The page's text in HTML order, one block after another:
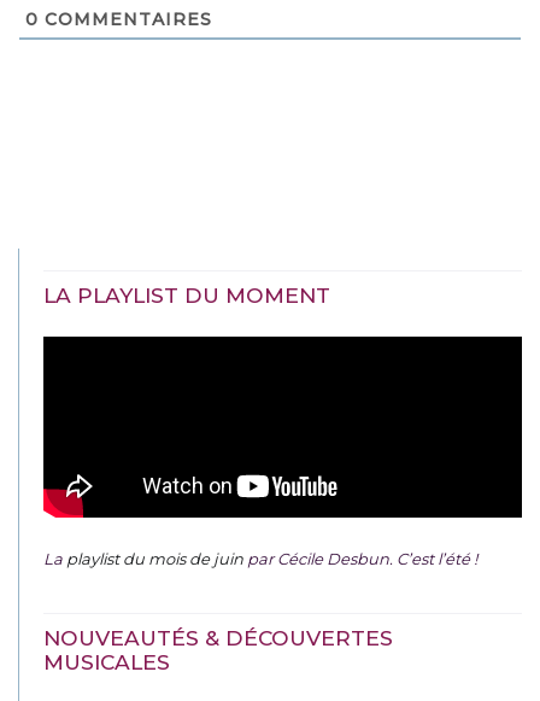
0 COMMENTAIRES
LA PLAYLIST DU MOMENT
La playlist du mois de juin par Cécile Desbun. C’est l’été !
NOUVEAUTÉS & DÉCOUVERTES
MUSICALES